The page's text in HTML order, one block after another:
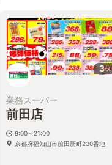
3枚
業務スーパー
前田店
9:00～21:00
京都府福知山市前田新町230番地